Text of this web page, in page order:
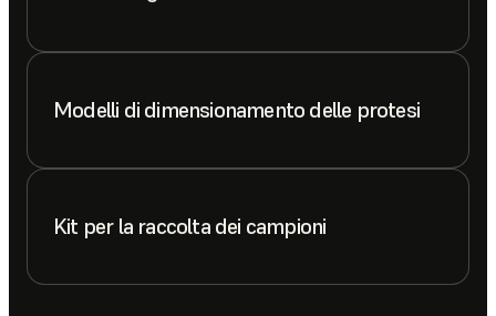
Modelli di dimensionamento delle protesi
Kit per la raccolta dei campioni